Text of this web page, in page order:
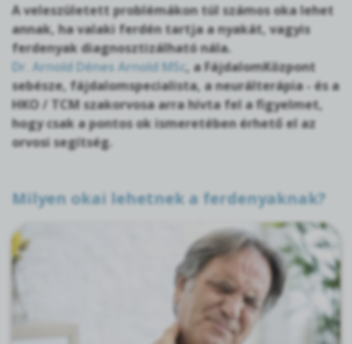
A veleszületett problémákon túl számos oka lehet
annak, ha valaki ferdén tartja a nyakát, vagyis
ferdenyak diagnosztizálható nála.
Dr. Arnold Dénes Arnold MSc, a FájdalomKözpont
sebésze, fájdalomspecialista, a neurálterápia - és a
HKO / TCM szakorvosa arra hívta fel a figyelmet,
hogy csak a pontos ok ismeretében érhető el az
orvosi segítség.
Milyen okai lehetnek a ferdenyaknak?